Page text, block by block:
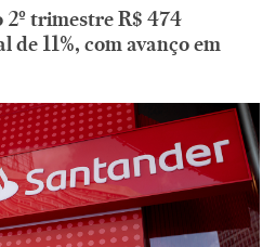
trimestre R$ 474
de 11%, com avanço em